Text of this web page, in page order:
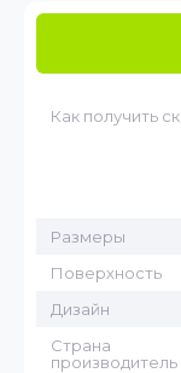
Как получить
Размеры
Поверхность
Дизайн
Страна
производитель